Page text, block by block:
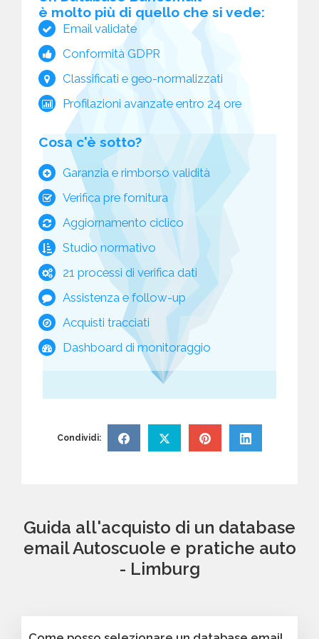
è molto più di quello che si vede:
Email validate
Conformità GDPR
Classificati e geo-normalizzati
Profilazioni avanzate entro 24 ore
Cosa c'è sotto?
Garanzia e rimborso validità
Verifica pre fornitura
Aggiornamento ciclico
Studio normativo
21 processi di verifica dati
Assistenza e follow-up
Acquisti tracciati
Dashboard di monitoraggio
Condividi:
Guida all'acquisto di un database
email Autoscuole e pratiche auto
- Limburg